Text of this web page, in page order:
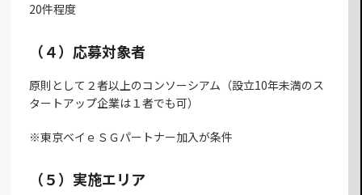
20件程度
（４）応募対象者
原則として２者以上のコンソーシアム（設立10年未満のス
タートアップ企業は１者でも可）
※東京ベイｅＳＧパートナー加入が条件
（５）実施エリア